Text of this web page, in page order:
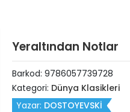
Yeraltından Notlar
Barkod: 9786057739728
Kategori: Dünya Klasikleri
Yazar: DOSTOYEVSKİ